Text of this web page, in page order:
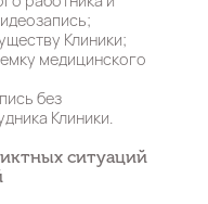
Клиники;
медицинского
без
Клиники.
ситуаций